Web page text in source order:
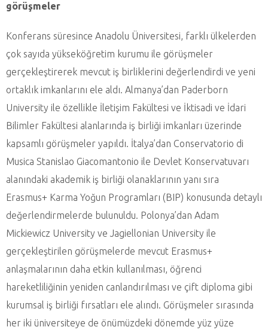
görüşmeler
Konferans süresince Anadolu Üniversitesi, farklı ülkelerden
çok sayıda yükseköğretim kurumu ile görüşmeler
gerçekleştirerek mevcut iş birliklerini değerlendirdi ve yeni
ortaklık imkanlarını ele aldı. Almanya’dan Paderborn
University ile özellikle İletişim Fakültesi ve İktisadi ve İdari
Bilimler Fakültesi alanlarında iş birliği imkanları üzerinde
kapsamlı görüşmeler yapıldı. İtalya’dan Conservatorio di
Musica Stanislao Giacomantonio ile Devlet Konservatuvarı
alanındaki akademik iş birliği olanaklarının yanı sıra
Erasmus+ Karma Yoğun Programları (BIP) konusunda detaylı
değerlendirmelerde bulunuldu. Polonya’dan Adam
Mickiewicz University ve Jagiellonian University ile
gerçekleştirilen görüşmelerde mevcut Erasmus+
anlaşmalarının daha etkin kullanılması, öğrenci
hareketliliğinin yeniden canlandırılması ve çift diploma gibi
kurumsal iş birliği fırsatları ele alındı. Görüşmeler sırasında
her iki üniversiteye de önümüzdeki dönemde yüz yüze